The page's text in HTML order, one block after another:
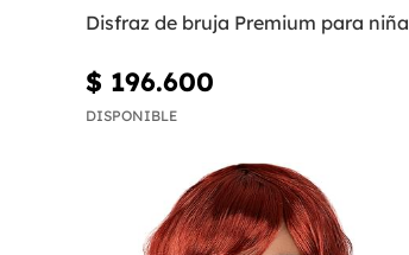
Disfraz de bruja Premium para niña
$ 196.600
DISPONIBLE